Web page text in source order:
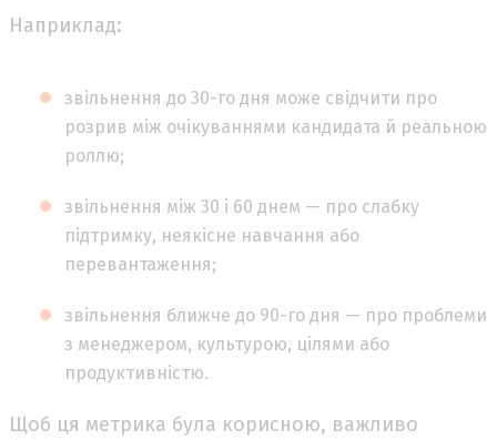
Наприклад:
звільнення до 30-го дня може свідчити про
розрив між очікуваннями кандидата й реальною
роллю;
звільнення між 30 і 60 днем — про слабку
підтримку, неякісне навчання або
перевантаження;
звільнення ближче до 90-го дня — про проблеми
з менеджером, культурою, цілями або
продуктивністю.
Щоб ця метрика була корисною, важливо